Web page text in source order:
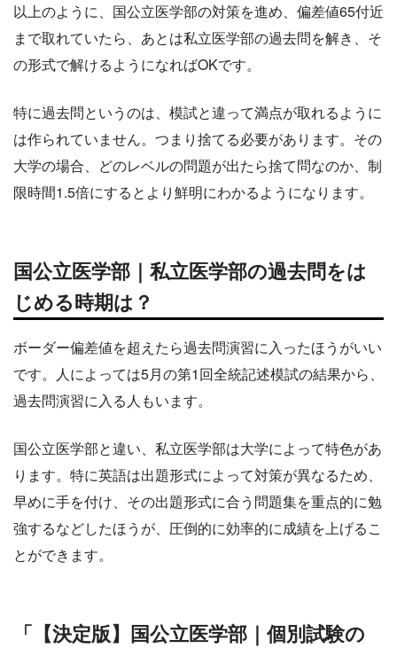
以上のように、国公立医学部の対策を進め、偏差値65付近
まで取れていたら、あとは私立医学部の過去問を解き、そ
の形式で解けるようになればOKです。
特に過去問というのは、模試と違って満点が取れるように
は作られていません。つまり捨てる必要があります。その
大学の場合、どのレベルの問題が出たら捨て問なのか、制
限時間1.5倍にするとより鮮明にわかるようになります。
国公立医学部｜私立医学部の過去問をは
じめる時期は？
ボーダー偏差値を超えたら過去問演習に入ったほうがいい
です。人によっては5月の第1回全統記述模試の結果から、
過去問演習に入る人もいます。
国公立医学部と違い、私立医学部は大学によって特色があ
ります。特に英語は出題形式によって対策が異なるため、
早めに手を付け、その出題形式に合う問題集を重点的に勉
強するなどしたほうが、圧倒的に効率的に成績を上げるこ
とができます。
「【決定版】国公立医学部｜個別試験の